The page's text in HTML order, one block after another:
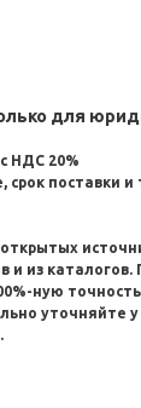
для
НДС 20%
срок поставки
и из каталогов.
ную
уточняйте